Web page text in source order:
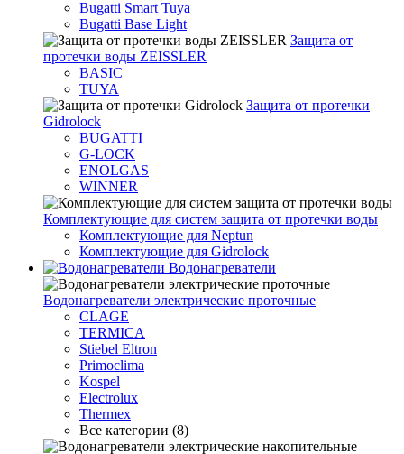
Bugatti Smart Tuya
Bugatti Base Light
Защита от
протечки воды ZEISSLER
BASIC
TUYA
Защита от протечки
Gidrolock
BUGATTI
G-LOCK
ENOLGAS
WINNER
Комплектующие для систем защита от протечки воды
Комплектующие для Neptun
Комплектующие для Gidrolock
Водонагреватели
Водонагреватeли электрические проточные
CLAGE
TERMICA
Stiebel Eltron
Primoclima
Kospel
Electrolux
Thermex
Все категории (8)